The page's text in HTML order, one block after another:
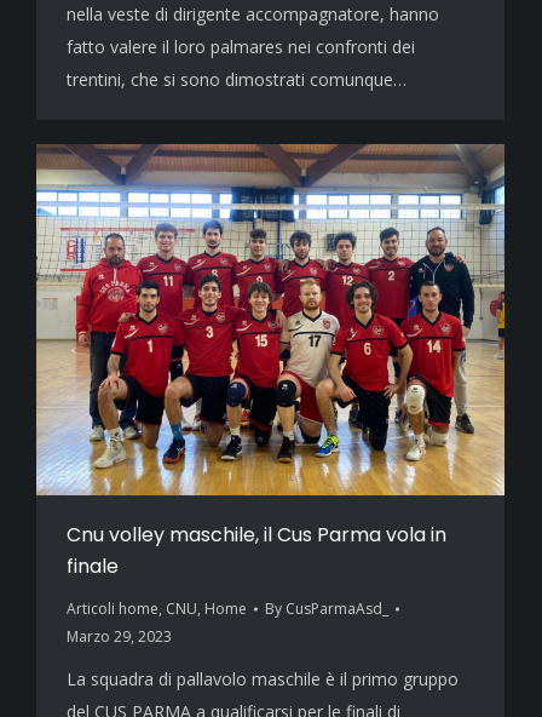
nella veste di dirigente accompagnatore, hanno
fatto valere il loro palmares nei confronti dei
trentini, che si sono dimostrati comunque…
Cnu volley maschile, il Cus Parma vola in
finale
Articoli home, CNU, Home By CusParmaAsd_
Marzo 29, 2023
La squadra di pallavolo maschile è il primo gruppo
del CUS PARMA a qualificarsi per le finali di